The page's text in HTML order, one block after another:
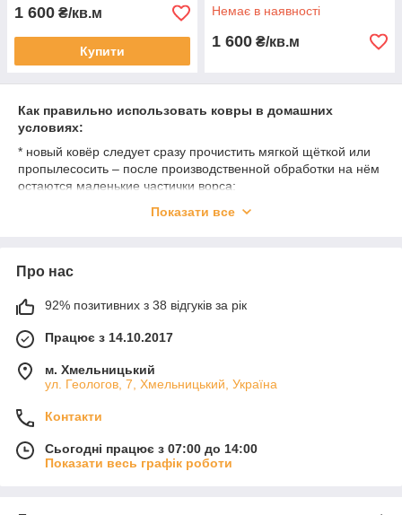
1 600 ₴/кв.м
Купити
Немає в наявності
1 600 ₴/кв.м
Как правильно использовать ковры в домашних
условиях:
* новый ковёр следует сразу прочистить мягкой щёткой или
пропылесосить – после производственной обработки на нём
остаются маленькие частички ворса;
* периодически (хотя бы раз в неделю) чистить ковёр при
* основа не должна намокать;
* плями потрібно видаляти своєчасно і
оперативно: максимально видаліть бруд механічним
способом, використовуйте тільки білі серветки та рушники,
промокайте речовиною рушник, не лийте на пляму,
виробляєте не втирающие, а промокающие руху,
намагайтеся не розмазувати, а направляти руху від краю до
* раз в рік проводити хімічну чистку;
* і традиційний спосіб чищення являє собою чистка за
допомогою сухого, не прилипающего снігу.
Показати все
Про нас
92% позитивних з 38 відгуків за рік
Працює з 14.10.2017
м. Хмельницький
ул. Геологов, 7, Хмельницький, Україна
Контакти
Сьогодні працює з 07:00 до 14:00
Показати весь графік роботи